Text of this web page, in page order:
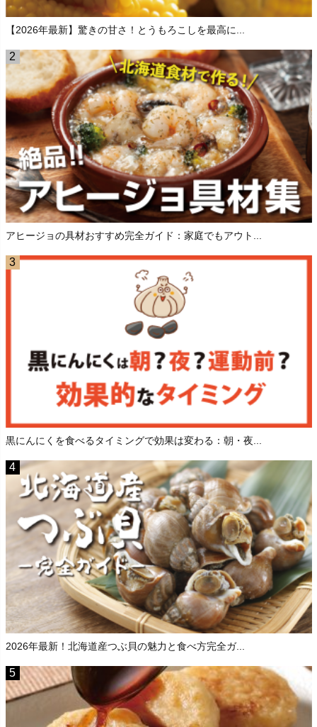
【2026年最新】驚きの甘さ！とうもろこしを最高に...
アヒージョの具材おすすめ完全ガイド：家庭でもアウト...
黒にんにくを食べるタイミングで効果は変わる：朝・夜...
2026年最新！北海道産つぶ貝の魅力と食べ方完全ガ...